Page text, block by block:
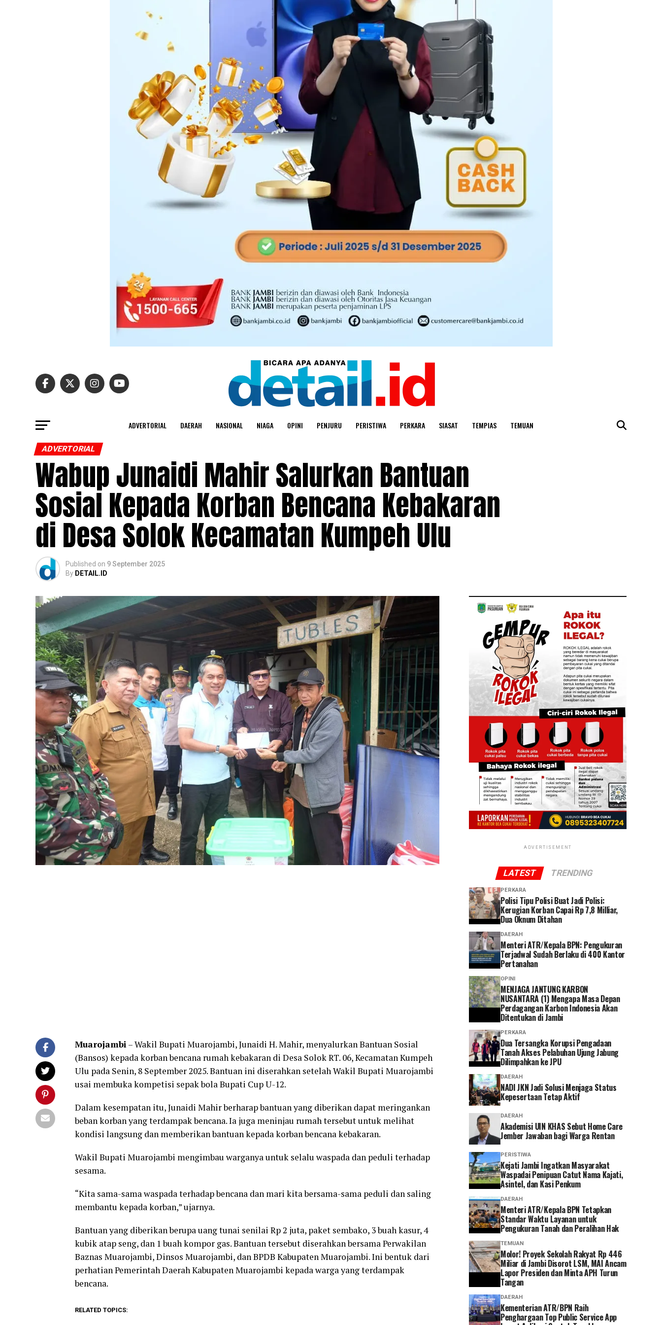
ADVERTORIAL DAERAH NASIONAL NIAGA OPINI PENJURU PERISTIWA PERKARA SIASAT TEMPIAS TEMUAN
ADVERTORIAL
Wabup Junaidi Mahir Salurkan Bantuan
Sosial Kepada Korban Bencana Kebakaran
di Desa Solok Kecamatan Kumpeh Ulu
Published on 9 September 2025
By DETAIL.ID
Muarojambi– Wakil Bupati Muarojambi, Junaidi H. Mahir, menyalurkan Bantuan Sosial
(Bansos) kepada korban bencana rumah kebakaran di Desa Solok RT. 06, Kecamatan Kumpeh
Ulu pada Senin, 8 September 2025. Bantuan ini diserahkan setelah Wakil Bupati Muarojambi
usai membuka kompetisi sepak bola Bupati Cup U-12.
Dalam kesempatan itu, Junaidi Mahir berharap bantuan yang diberikan dapat meringankan
beban korban yang terdampak bencana. Ia juga meninjau rumah tersebut untuk melihat
kondisi langsung dan memberikan bantuan kepada korban bencana kebakaran.
Wakil Bupati Muarojambi mengimbau warganya untuk selalu waspada dan peduli terhadap
sesama.
“Kita sama-sama waspada terhadap bencana dan mari kita bersama-sama peduli dan saling
membantu kepada korban,” ujarnya.
Bantuan yang diberikan berupa uang tunai senilai Rp 2 juta, paket sembako, 3 buah kasur, 4
kubik atap seng, dan 1 buah kompor gas. Bantuan tersebut diserahkan bersama Perwakilan
Baznas Muarojambi, Dinsos Muarojambi, dan BPDB Kabupaten Muarojambi. Ini bentuk dari
perhatian Pemerintah Daerah Kabupaten Muarojambi kepada warga yang terdampak
bencana.
RELATED TOPICS:
ADVERTISEMENT
LATEST TRENDING
PERKARA
Polisi Tipu Polisi Buat Jadi Polisi:
Kerugian Korban Capai Rp 7,8 Milliar,
Dua Oknum Ditahan
DAERAH
Menteri ATR/Kepala BPN: Pengukuran
Terjadwal Sudah Berlaku di 400 Kantor
Pertanahan
OPINI
MENJAGA JANTUNG KARBON
NUSANTARA (1) Mengapa Masa Depan
Perdagangan Karbon Indonesia Akan
Ditentukan di Jambi
PERKARA
Dua Tersangka Korupsi Pengadaan
Tanah Akses Pelabuhan Ujung Jabung
Dilimpahkan ke JPU
DAERAH
NADI JKN Jadi Solusi Menjaga Status
Kepesertaan Tetap Aktif
DAERAH
Akademisi UIN KHAS Sebut Home Care
Jember Jawaban bagi Warga Rentan
PERISTIWA
‎Kejati Jambi Ingatkan Masyarakat
Waspadai Penipuan Catut Nama Kajati,
Asintel, dan Kasi Penkum
DAERAH
Menteri ATR/Kepala BPN Tetapkan
Standar Waktu Layanan untuk
Pengukuran Tanah dan Peralihan Hak
TEMUAN
Molor! Proyek Sekolah Rakyat Rp 446
Miliar di Jambi Disorot LSM, MAI Ancam
Lapor Presiden dan Minta APH Turun
Tangan
DAERAH
Kementerian ATR/BPN Raih
Penghargaan Top Public Service App